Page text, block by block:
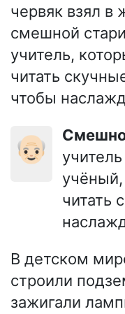
червяк взял в
смешной
учитель,
читать
чтобы
👴🏻
учёный,
читать
В детском
строили
зажигали